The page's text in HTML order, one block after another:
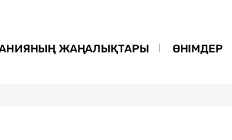
ЖАҢАЛЫҚТАРЫ ӨНІМДЕР